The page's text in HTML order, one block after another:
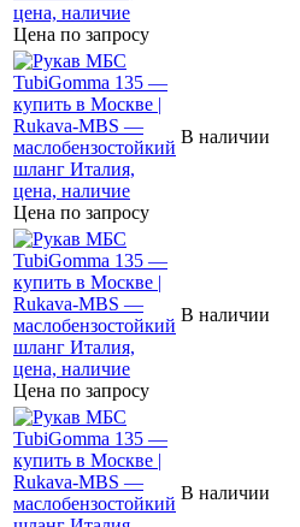
Цена по запросу
Цена по запросу
В наличии
Цена по запросу
В наличии
В наличии